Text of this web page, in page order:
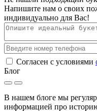
Напишите нам о своих
индивидуально для Вас!
Согласен с условиями
Блог
В нашем блоге мы
информацией про